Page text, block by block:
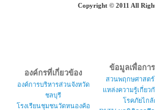
Copyright © 2011 All
องค์กรที่เกี่ยวข้อง
องค์การบริหารส่วนจังหวัด
ชลบุรี
โรงเรียนชุมชนวัดหนองค้อ
ข้อมูลเพื่อกา
สวนพฤกษศาสตร์
แหล่งความรู้เกี่ยว
โรคภัยไกล้